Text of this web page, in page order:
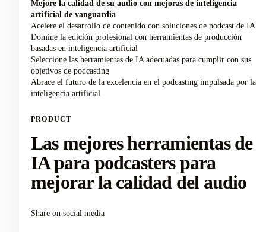
Mejore la calidad de su audio con mejoras de inteligencia
artificial de vanguardia
Acelere el desarrollo de contenido con soluciones de podcast de IA
Domine la edición profesional con herramientas de producción
basadas en inteligencia artificial
Seleccione las herramientas de IA adecuadas para cumplir con sus
objetivos de podcasting
Abrace el futuro de la excelencia en el podcasting impulsada por la
inteligencia artificial
PRODUCT
Las mejores herramientas de
IA para podcasters para
mejorar la calidad del audio
Share on social media